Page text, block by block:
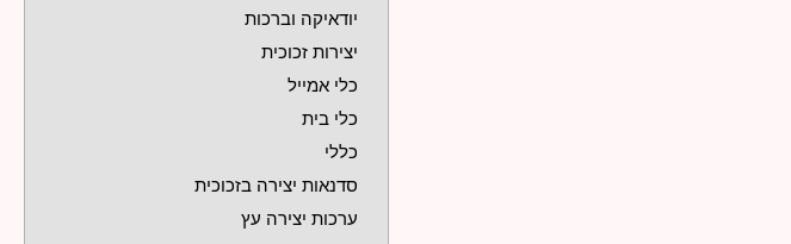
יודאיקה וברכות
יצירות זכוכית
כלי אמייל
כלי בית
כללי
סדנאות יצירה בזכוכית
ערכות יצירה עץ